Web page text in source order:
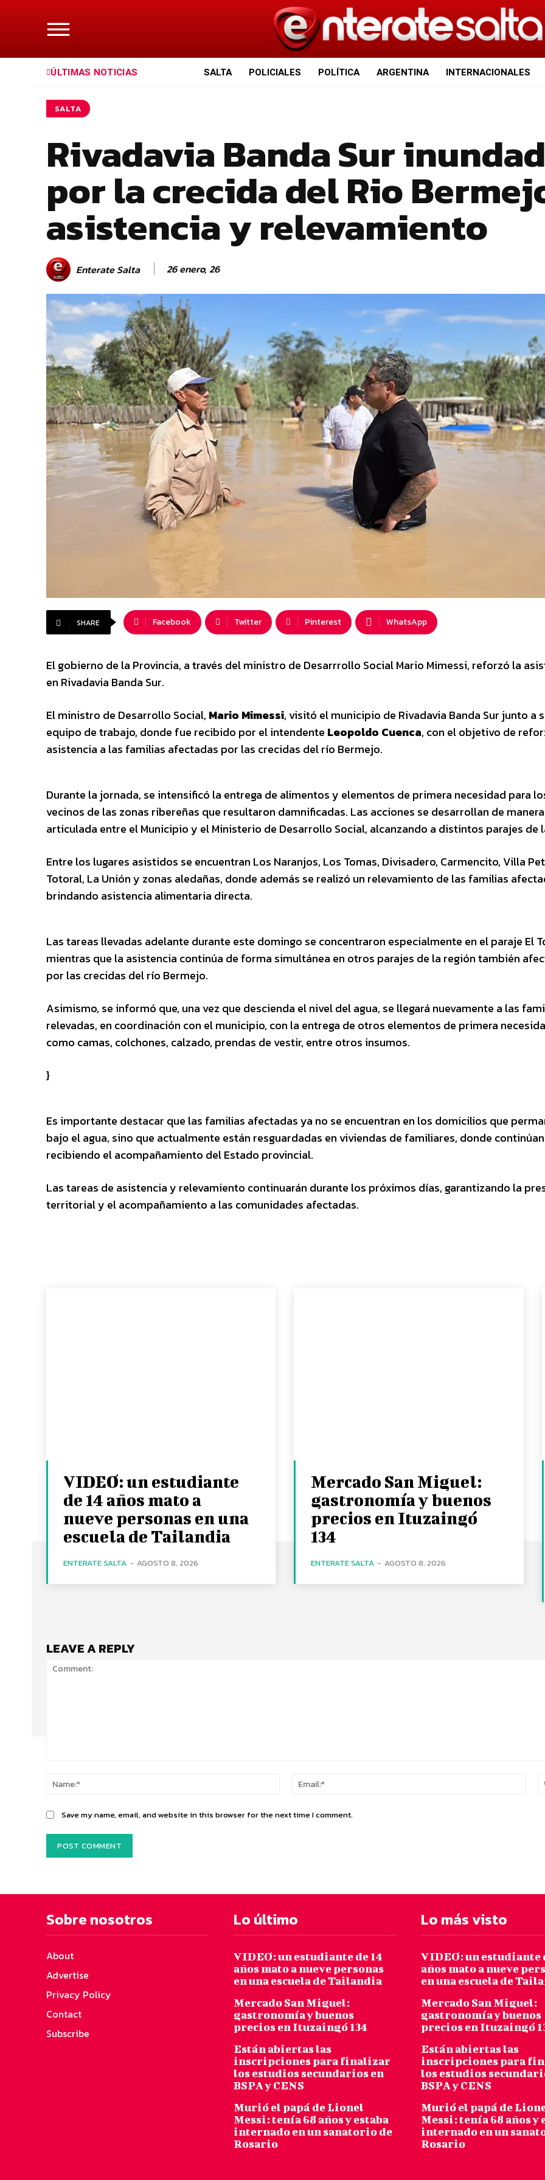
ÚLTIMAS NOTICIAS SALTA POLICIALES POLÍTICA ARGENTINA INTERNACIONALES
SALTA
Rivadavia Banda Sur
por la crecida del Rio
asistencia y relevamiento
Enterate Salta 26 enero, 26
SHARE Facebook Twitter Pinterest WhatsApp
El gobierno de la Provincia, a través del ministro de Desarrrollo Social Mario Mimessi, reforzó la
en Rivadavia Banda Sur.
El ministro de Desarrollo Social, Mario Mimessi, visitó el municipio de Rivadavia Banda Sur junto a
equipo de trabajo, donde fue recibido por el intendente Leopoldo Cuenca, con el objetivo de
asistencia a las familias afectadas por las crecidas del río Bermejo.
Durante la jornada, se intensificó la entrega de alimentos y elementos de primera necesidad para
vecinos de las zonas ribereñas que resultaron damnificadas. Las acciones se desarrollan de manera
articulada entre el Municipio y el Ministerio de Desarrollo Social, alcanzando a distintos parajes de
Entre los lugares asistidos se encuentran Los Naranjos, Los Tomas, Divisadero, Carmencito, Villa
Totoral, La Unión y zonas aledañas, donde además se realizó un relevamiento de las familias
brindando asistencia alimentaria directa.
Las tareas llevadas adelante durante este domingo se concentraron especialmente en el paraje El
mientras que la asistencia continúa de forma simultánea en otros parajes de la región también
por las crecidas del río Bermejo.
Asimismo, se informó que, una vez que descienda el nivel del agua, se llegará nuevamente a las
relevadas, en coordinación con el municipio, con la entrega de otros elementos de primera
como camas, colchones, calzado, prendas de vestir, entre otros insumos.
}
Es importante destacar que las familias afectadas ya no se encuentran en los domicilios que
bajo el agua, sino que actualmente están resguardadas en viviendas de familiares, donde continúan
recibiendo el acompañamiento del Estado provincial.
Las tareas de asistencia y relevamiento continuarán durante los próximos días, garantizando la
territorial y el acompañamiento a las comunidades afectadas.
VIDEO: un estudiante
de 14 años mato a
nueve personas en una
escuela de Tailandia
ENTERATE SALTA - AGOSTO 8, 2026
Mercado San Miguel:
gastronomía y buenos
precios en Ituzaingó
134
ENTERATE SALTA - AGOSTO 8, 2026
LEAVE A REPLY
Name:*
Save my name, email, and website in this browser for the next time I comment.
Sobre nosotros
About
Advertise
Privacy Policy
Contact
Subscribe
Lo último
VIDEO: un estudiante de 14
años mato a nueve personas
en una escuela de Tailandia
Mercado San Miguel:
gastronomía y buenos
precios en Ituzaingó 134
Están abiertas las
inscripciones para finalizar
los estudios secundarios en
BSPA y CENS
Murió el papá de Lionel
Messi: tenía 68 años y estaba
internado en un sanatorio de
Rosario
Lo más visto
VIDEO: un estudiante
años mato a nueve
en una escuela de
Mercado San Miguel:
gastronomía y buenos
precios en Ituzaingó
Están abiertas las
inscripciones para
los estudios
BSPA y CENS
Murió el papá de
Messi: tenía 68 años y
internado en un
Rosario